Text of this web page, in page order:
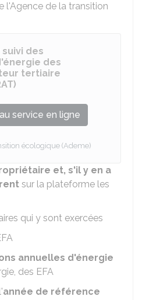
l'Agence de la transition
des
des
tertiaire
service en ligne
écologique (Ademe)
et, s'il y en a
sur la plateforme les
qui y sont exercées
annuelles d'énergie
des EFA
année de référence